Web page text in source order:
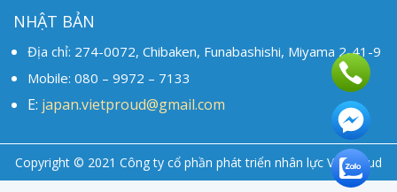
NHẬT BẢN
Địa chỉ: 274-0072, Chibaken, Funabashishi, Miyama 2-41-9
Mobile: 080 – 9972 – 7133
E: japan.vietproud@gmail.com
Copyright © 2021 Công ty cổ phần phát triển nhân lực Vietproud